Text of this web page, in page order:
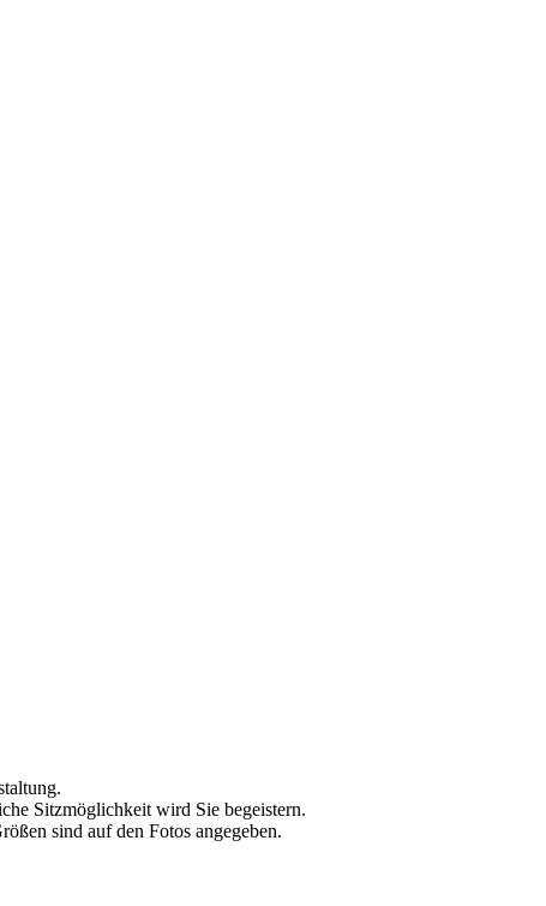
Sitzmöglichkeit wird Sie begeistern.
sind auf den Fotos angegeben.